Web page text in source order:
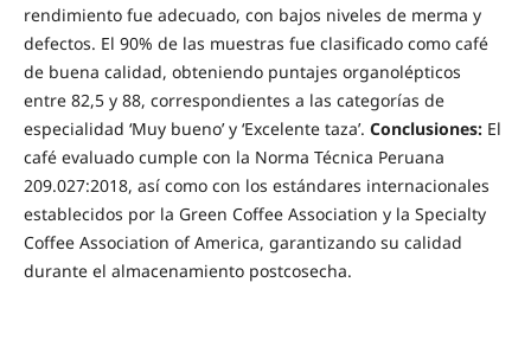
rendimiento fue adecuado, con bajos niveles de merma y
defectos. El 90% de las muestras fue clasificado como café
de buena calidad, obteniendo puntajes organolépticos
entre 82,5 y 88, correspondientes a las categorías de
especialidad ‘Muy bueno’ y ‘Excelente taza’. Conclusiones:El
café evaluado cumple con la Norma Técnica Peruana
209.027:2018, así como con los estándares internacionales
establecidos por la Green Coffee Association y la Specialty
Coffee Association of America, garantizando su calidad
durante el almacenamiento postcosecha.